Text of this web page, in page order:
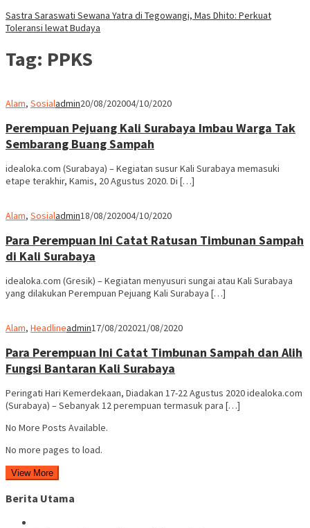
Sastra Saraswati Sewana Yatra di Tegowangi, Mas Dhito: Perkuat
Toleransi lewat Budaya
Tag: PPKS
Alam, Sosialadmin20/08/202004/10/2020
Perempuan Pejuang Kali Surabaya Imbau Warga Tak
Sembarang Buang Sampah
idealoka.com (Surabaya) – Kegiatan susur Kali Surabaya memasuki
etape terakhir, Kamis, 20 Agustus 2020. Di […]
Alam, Sosialadmin18/08/202004/10/2020
Para Perempuan Ini Catat Ratusan Timbunan Sampah
di Kali Surabaya
idealoka.com (Gresik) – Kegiatan menyusuri sungai atau Kali Surabaya
yang dilakukan Perempuan Pejuang Kali Surabaya […]
Alam, Headlineadmin17/08/202021/08/2020
Para Perempuan Ini Catat Timbunan Sampah dan Alih
Fungsi Bantaran Kali Surabaya
Peringati Hari Kemerdekaan, Diadakan 17-22 Agustus 2020 idealoka.com
(Surabaya) – Sebanyak 12 perempuan termasuk para […]
No More Posts Available.
No more pages to load.
View More
Berita Utama